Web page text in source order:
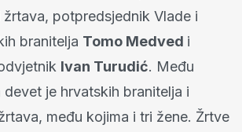
potpredsjednik Vlade i
branitelja Tomo Medved i
Ivan Turudić. Među
je hrvatskih branitelja i
među kojima i tri žene. Žrtve